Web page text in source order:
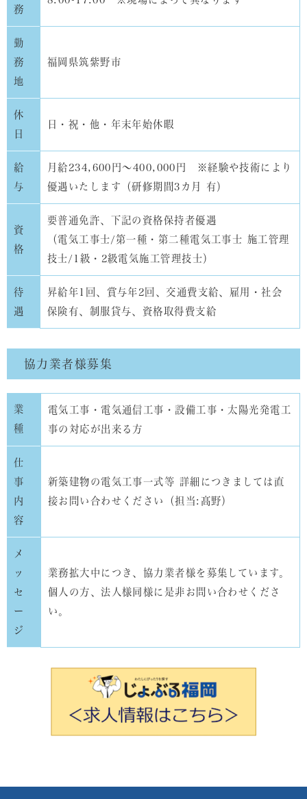
務
勤
務
地
福岡県筑紫野市
休
日
日・祝・他・年末年始休暇
給
与
月給234,600円～400,000円 ※経験や技術により
優遇いたします（研修期間3カ月 有）
資
格
要普通免許、下記の資格保持者優遇
（電気工事士/第一種・第二種電気工事士 施工管理
技士/1級・2級電気施工管理技士）
待
遇
昇給年1回、賞与年2回、交通費支給、雇用・社会
保険有、制服貸与、資格取得費支給
協力業者様募集
業
種
電気工事・電気通信工事・設備工事・太陽光発電工
事の対応が出来る方
仕
事
内
容
新築建物の電気工事一式等 詳細につきましては直
接お問い合わせください（担当: 髙野 ）
メ
ッ
セ
ー
ジ
業務拡大中につき、協力業者様を募集しています。
個人の方、法人様同様に是非お問い合わせくださ
い。